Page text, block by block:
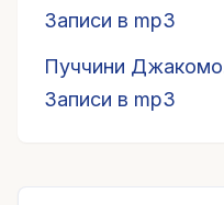
Записи в mp3
Пуччини
Записи в mp3